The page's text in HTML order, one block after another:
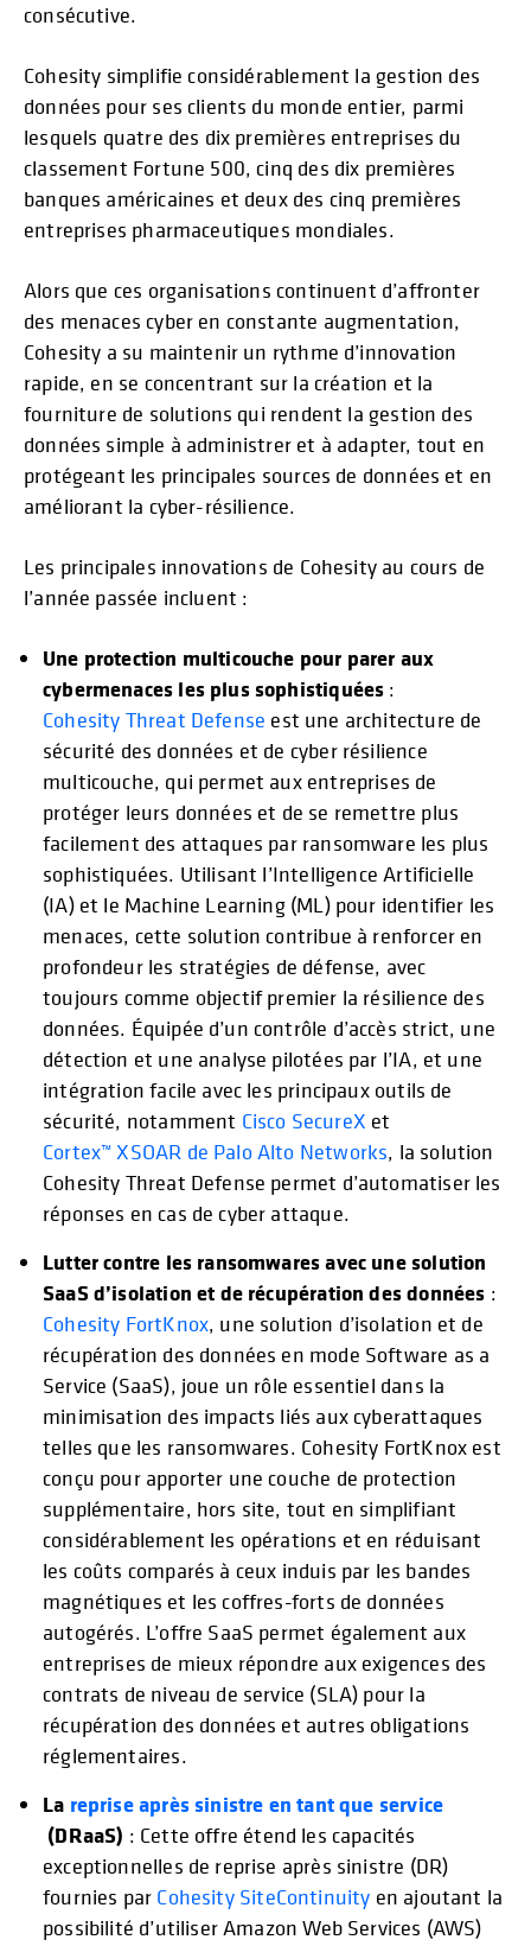
consécutive.
Cohesity simplifie considérablement la gestion des
données pour ses clients du monde entier, parmi
lesquels quatre des dix premières entreprises du
classement Fortune 500, cinq des dix premières
banques américaines et deux des cinq premières
entreprises pharmaceutiques mondiales.
Alors que ces organisations continuent d’affronter
des menaces cyber en constante augmentation,
Cohesity a su maintenir un rythme d’innovation
rapide, en se concentrant sur la création et la
fourniture de solutions qui rendent la gestion des
données simple à administrer et à adapter, tout en
protégeant les principales sources de données et en
améliorant la cyber-résilience.
Les principales innovations de Cohesity au cours de
l’année passée incluent :
Une protection multicouche pour parer aux
cybermenaces les plus sophistiquées :
Cohesity Threat Defense est une architecture de
sécurité des données et de cyber résilience
multicouche, qui permet aux entreprises de
protéger leurs données et de se remettre plus
facilement des attaques par ransomware les plus
sophistiquées. Utilisant l’Intelligence Artificielle
(IA) et le Machine Learning (ML) pour identifier les
menaces, cette solution contribue à renforcer en
profondeur les stratégies de défense, avec
toujours comme objectif premier la résilience des
données. Équipée d’un contrôle d’accès strict, une
détection et une analyse pilotées par l’IA, et une
intégration facile avec les principaux outils de
sécurité, notamment Cisco SecureX et
Cortex™ XSOAR de Palo Alto Networks, la solution
Cohesity Threat Defense permet d’automatiser les
réponses en cas de cyber attaque.
Lutter contre les ransomwares avec une solution
SaaS d’isolation et de récupération des données :
Cohesity FortKnox, une solution d’isolation et de
récupération des données en mode Software as a
Service (SaaS), joue un rôle essentiel dans la
minimisation des impacts liés aux cyberattaques
telles que les ransomwares. Cohesity FortKnox est
conçu pour apporter une couche de protection
supplémentaire, hors site, tout en simplifiant
considérablement les opérations et en réduisant
les coûts comparés à ceux induis par les bandes
magnétiques et les coffres-forts de données
autogérés. L’offre SaaS permet également aux
entreprises de mieux répondre aux exigences des
contrats de niveau de service (SLA) pour la
récupération des données et autres obligations
réglementaires.
La reprise après sinistre en tant que service
(DRaaS) : Cette offre étend les capacités
exceptionnelles de reprise après sinistre (DR)
fournies par Cohesity SiteContinuity en ajoutant la
possibilité d’utiliser Amazon Web Services (AWS)